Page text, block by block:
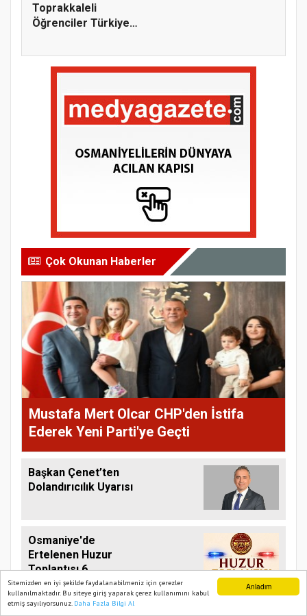
Anladım
Sitemizden en iyi şekilde faydalanabilmeniz için çerezler
kullanılmaktadır. Bu siteye giriş yaparak çerez kullanımını kabul
etmiş sayılıyorsunuz. Daha Fazla Bilgi Al
Toprakkaleli
Öğrenciler Türkiye
Çok Okunan Haberler
Mustafa Mert Olcar CHP'den İstifa
Ederek Yeni Parti'ye Geçti
Başkan Çenet’ten
Dolandırıcılık Uyarısı
Osmaniye'de
Ertelenen Huzur
Toplantısı 6
Ağustos'ta Yapılacak
Yeni Parti Osmaniye
Ana Sayfa Web TV